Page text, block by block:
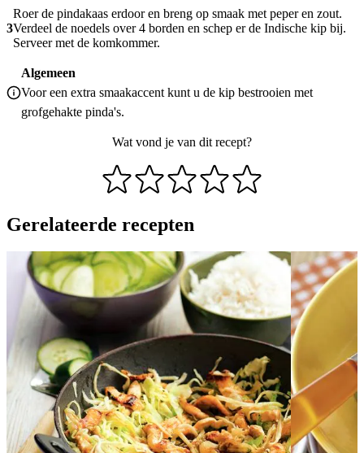
3
Roer de pindakaas erdoor en breng op smaak met peper en zout.
Verdeel de noedels over 4 borden en schep er de Indische kip bij.
Serveer met de komkommer.
Algemeen
Voor een extra smaakaccent kunt u de kip bestrooien met
grofgehakte pinda's.
Wat vond je van dit recept?
Gerelateerde recepten